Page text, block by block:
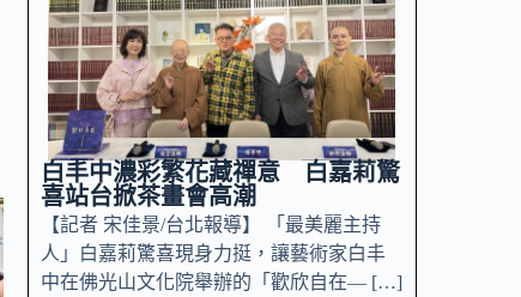
白丰中濃彩繁花藏禪意 白嘉莉驚
喜站台掀茶畫會高潮
【記者 宋佳景/台北報導】 「最美麗主持
人」白嘉莉驚喜現身力挺，讓藝術家白丰
中在佛光山文化院舉辦的「歡欣自在— […]